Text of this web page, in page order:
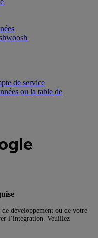
de service
ou la table de
de développement ou de votre
l’intégration. Veuillez